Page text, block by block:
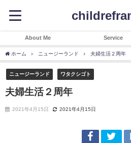
About Me Service
ホーム ニュージーランド 夫婦生活２周年
ニュージーランド ワタクシゴト
夫婦生活２周年
2021年4月15日 2021年4月15日